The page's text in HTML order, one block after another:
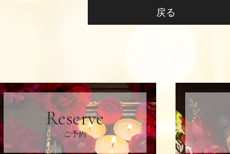
戻る
Reserve
ご予約